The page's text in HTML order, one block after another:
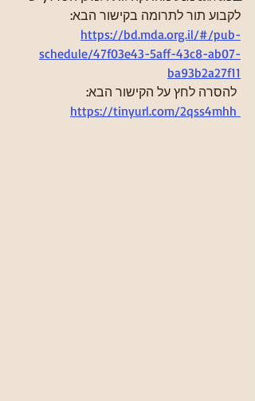
לקבוע תור לתרומה בקישור הבא:
https://bd.mda.org.il/#/pub-
schedule/47f03e43-5aff-43c8-ab07-
ba93b2a27f11
להסרה לחץ על הקישור הבא:
https://tinyurl.com/2qss4mhh